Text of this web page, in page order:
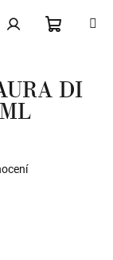
KOŠÍK
DI